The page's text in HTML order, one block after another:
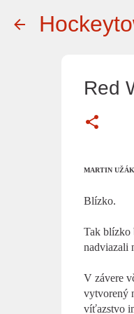
Red
MARTIN UŽÁK
Blízko.
Tak blízko
nadviazali
V závere
vytvorený
víťazstvo